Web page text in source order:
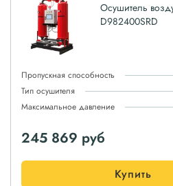
Осушитель
D982400SRD
Пропускная способность
Тип осушителя
Максимальное давление
245 869 руб
Купить